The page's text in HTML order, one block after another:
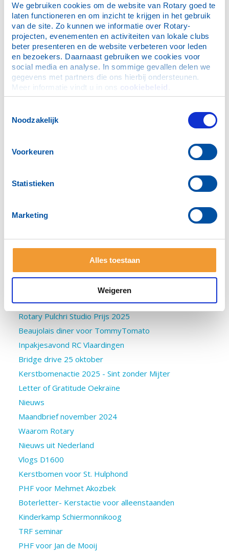
We gebruiken cookies om de website van Rotary goed te
laten functioneren en om inzicht te krijgen in het gebruik
van de site. Zo kunnen we informatie over Rotary-
projecten, evenementen en activiteiten van lokale clubs
beter presenteren en de website verbeteren voor leden
en bezoekers. Daarnaast gebruiken we cookies voor
social media en analyse. In sommige gevallen delen we
gegevens met partners die ons hierbij ondersteunen.
Meer informatie vindt u in ons cookiebeleid
Noodzakelijk
Voorkeuren
Statistieken
Marketing
Alles toestaan
Weigeren
Communicatie Award 2026
RC Schiedam de Veste
TRF Seminar 13 november
3e PHF erkenning Willie Palm
Santa Run Delft
Bestel voor de Kerst
ICC Nieuwsbrief december 2025
IHE Students join Santa Run
Wijnactie Delft's hospice
Gastspreker op 1 oktober 2025 - Mariëtte Hamer
Ryla november 2025
Kerstpakketten in Schiedam
Groot Vlaardings Dictee - doe jij weer mee?
Rotary Pulchri Studio Prijs 2025
Beaujolais diner voor TommyTomato
Inpakjesavond RC Vlaardingen
Bridge drive 25 oktober
Kerstbomenactie 2025 - Sint zonder Mijter
Letter of Gratitude Oekraïne
Nieuws
Maandbrief november 2024
Waarom Rotary
Nieuws uit Nederland
Vlogs D1600
Kerstbomen voor St. Hulphond
PHF voor Mehmet Akozbek
Boterletter- Kerstactie voor alleenstaanden
Kinderkamp Schiermonnikoog
TRF seminar
PHF voor Jan de Mooij